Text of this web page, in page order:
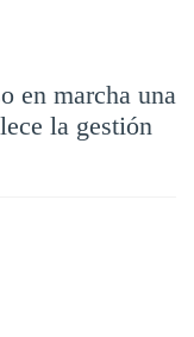
en marcha una
la gestión